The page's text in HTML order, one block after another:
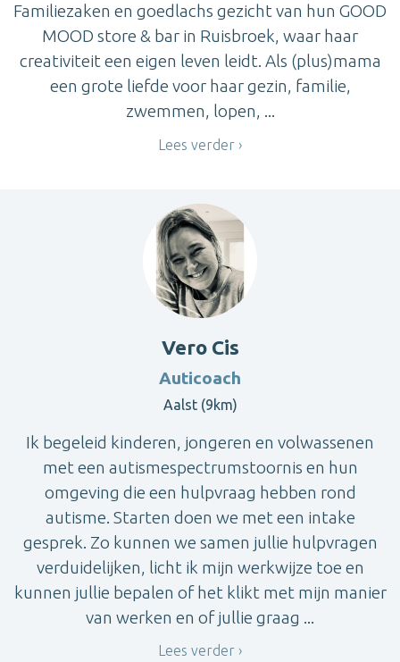
Familiezaken en goedlachs gezicht van hun GOOD
MOOD store & bar in Ruisbroek, waar haar
creativiteit een eigen leven leidt. Als (plus)mama
een grote liefde voor haar gezin, familie,
zwemmen, lopen, ...
Lees verder
Vero Cis
Auticoach
Aalst (9km)
Ik begeleid kinderen, jongeren en volwassenen
met een autismespectrumstoornis en hun
omgeving die een hulpvraag hebben rond
autisme. Starten doen we met een intake
gesprek. Zo kunnen we samen jullie hulpvragen
verduidelijken, licht ik mijn werkwijze toe en
kunnen jullie bepalen of het klikt met mijn manier
van werken en of jullie graag ...
Lees verder